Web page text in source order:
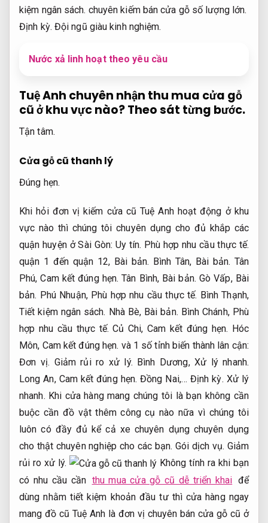
kiệm ngân sách. chuyên kiếm bán cửa gỗ số lượng lớn.
Định kỳ. Đội ngũ giàu kinh nghiệm.
Nước xả linh hoạt theo yêu cầu
Tuệ Anh chuyên nhận thu mua cửa gỗ
cũ ở khu vực nào?Theo sát từng bước.
Tận tâm.
Cửa gỗ cũ thanh lý
Đúng hẹn.
Khi hỏi đơn vị kiếm cửa cũ Tuệ Anh hoạt động ở khu
vực nào thì chúng tôi chuyên dụng cho đủ khắp các
quận huyện ở Sài Gòn: Uy tín. Phù hợp nhu cầu thực tế.
quận 1 đến quận 12, Bài bản. Bình Tân, Bài bản. Tân
Phú,Cam kết đúng hẹn. Tân Bình, Bài bản. Gò Vấp, Bài
bản. Phú Nhuận, Phù hợp nhu cầu thực tế. Bình Thạnh,
Tiết kiệm ngân sách. Nhà Bè, Bài bản. Bình Chánh, Phù
hợp nhu cầu thực tế. Củ Chi,Cam kết đúng hẹn. Hóc
Môn, Cam kết đúng hẹn. và 1 số tỉnh biến thành lân cận:
Đơn vị. Giảm rủi ro xử lý. Bình Dương,Xử lý nhanh.
Long An, Cam kết đúng hẹn. Đồng Nai,… Định kỳ. Xử lý
nhanh. Khi cửa hàng mang chúng tôi là bạn không cần
buộc cần đồ vật thêm công cụ nào nữa vì chúng tôi
luôn có đầy đủ kể cả xe chuyên dụng chuyên dụng
cho thật chuyên nghiệp cho các bạn. Gói dịch vụ. Giảm
rủi ro xử lý.
Không tính ra khi bạn
có nhu cầu cần thu mua cửa gỗ cũ dễ triển khai để
dùng nhằm tiết kiệm khoản đầu tư thì cửa hàng ngay
mang đồ cũ Tuệ Anh là đơn vị chuyên bán cửa gỗ cũ ở